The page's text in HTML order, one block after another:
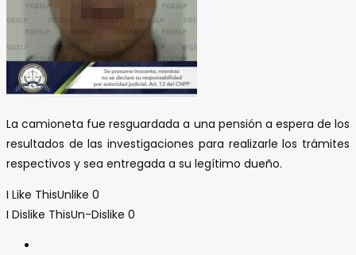
La camioneta fue resguardada a una pensión a espera de los
resultados de las investigaciones para realizarle los trámites
respectivos y sea entregada a su legítimo dueño.
I Like ThisUnlike 0
I Dislike ThisUn-Dislike 0